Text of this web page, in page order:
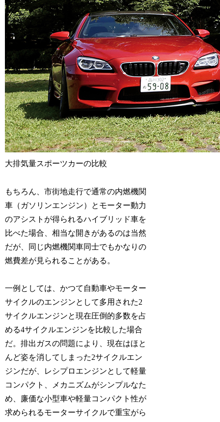
大排気量スポーツカーの比較
もちろん、市街地走行で通常の内燃機関
車（ガソリンエンジン）とモーター動力
のアシストが得られるハイブリッド車を
比べた場合、相当な開きがあるのは当然
だが、同じ内燃機関車同士でもかなりの
燃費差が見られることがある。
一例としては、かつて自動車やモーター
サイクルのエンジンとして多用された2
サイクルエンジンと現在圧倒的多数を占
める4サイクルエンジンを比較した場合
だ。排出ガスの問題により、現在はほと
んど姿を消してしまった2サイクルエン
ジンだが、レシプロエンジンとして軽量
コンパクト、メカニズムがシンプルなた
め、廉価な小型車や軽量コンパクト性が
求められるモーターサイクルで重宝がら